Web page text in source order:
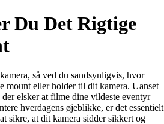
Du Det Rigtige
så ved du sandsynligvis, hvor
mount eller holder til dit kamera. Uanset
elsker at filme dine vildeste eventyr
hverdagens øjeblikke, er det essentielt
sikre, at dit kamera sidder sikkert og